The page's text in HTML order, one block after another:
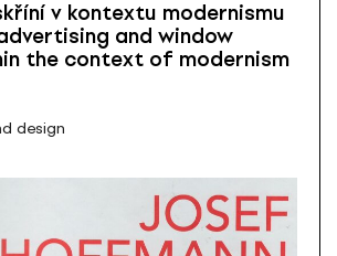
v kontextu modernismu
advertising and window
the context of modernism
design